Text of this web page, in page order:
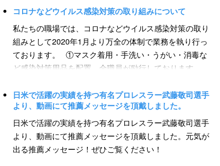
取得した者について ③所有権を取得したことを知ってか
ら３年以内 ２．もし相続登記をしなかったら？ ３年以
内に相続登記など所有権移転登記を行わなかった場合
『１０万円以下の過料』となります。ご注意ください。
※なお「相続登記義務化前の相続も義務となる」点に注意
なり、相続登記義務化開始から３年以内に相続登記を行
う必要があります。 ３．例外：相続人申告登記 もし、
「相続人間でもめて遺産分割協議が成立せず、３年間で
は誰が取得者になるか決まらない場合」、相続登記をし
たくてもできません。 このような場合の例外として「相
くお願い申し上げます。
コロナなどウイルス感染対策の取り組みについて
私たちの職場では、コロナなどウイルス感染対策の取り
組みとして2020年1月より万全の体制で業務を執り行っ
ております。 ①マスク着用・手洗い・うがい・消毒な
ど感染対策用品を配置。全職員が励行しております。
おります。 ③全室にウイルス対策用品を配置しており
ます。 ④エントランスに酸素飽和度測定器（パルスオ
キシメータ）・非接触型体温計を配置しております。
⑤全パソコンにWebカメラを設置。Zoom・Skypeなどオ
ンライン相談に対応しております。 ＜緊急事態宣言に
日米で活躍の実績を持つ有名プロレスラー武藤敬司選手
より、動画にて推薦メッセージを頂戴しました。
日米で活躍の実績を持つ有名プロレスラー武藤敬司選手
より、動画にて推薦メッセージを頂戴しました。元気が
出る推薦メッセージ！ぜひご覧ください！